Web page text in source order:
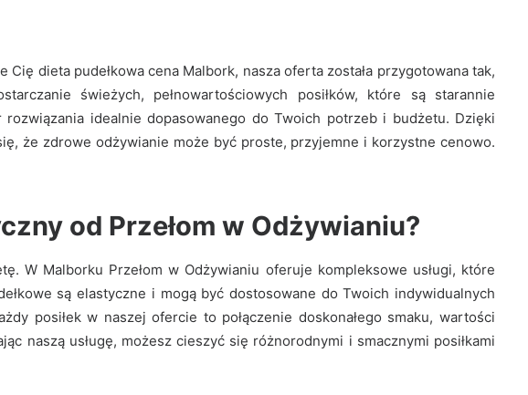
dieta pudełkowa cena Malbork, nasza oferta została przygotowana tak,
świeżych, pełnowartościowych posiłków, które są starannie
idealnie dopasowanego do Twoich potrzeb i budżetu. Dzięki
że zdrowe odżywianie może być proste, przyjemne i korzystne cenowo.
od Przełom w Odżywianiu?
W Malborku Przełom w Odżywianiu oferuje kompleksowe usługi, które
są elastyczne i mogą być dostosowane do Twoich indywidualnych
posiłek w naszej ofercie to połączenie doskonałego smaku, wartości
naszą usługę, możesz cieszyć się różnorodnymi i smacznymi posiłkami